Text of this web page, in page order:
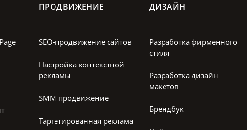
ПРОДВИЖЕНИЕ
SEO-продвижение сайтов
Настройка контекстной
рекламы
SMM продвижение
Таргетированная реклама
ДИЗАЙН
Разработка фирменного
стиля
Разработка дизайн
макетов
Брендбук